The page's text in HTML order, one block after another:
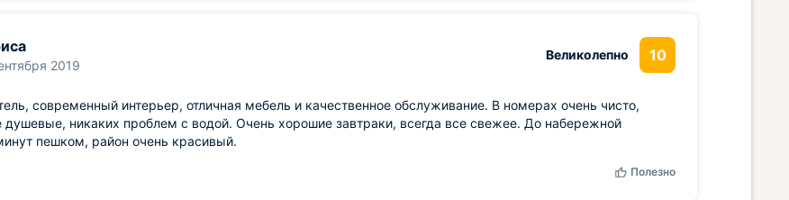
2019
Великолепно 10
современный интерьер, отличная мебель и качественное обслуживание. В номерах очень чисто,
душевые, никаких проблем с водой. Очень хорошие завтраки, всегда все свежее. До набережной
пешком, район очень красивый.
Полезно